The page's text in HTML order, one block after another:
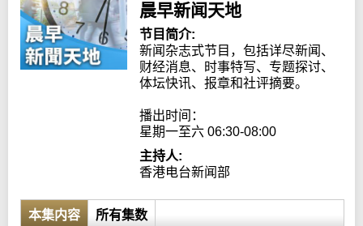
晨早新闻天地
节目简介:
新闻杂志式节目，包括详尽新闻、
财经消息、时事特写、专题探讨、
体坛快讯、报章和社评摘要。
播出时间：
星期一至六 06:30-08:00
主持人:
香港电台新闻部
本集内容 所有集数